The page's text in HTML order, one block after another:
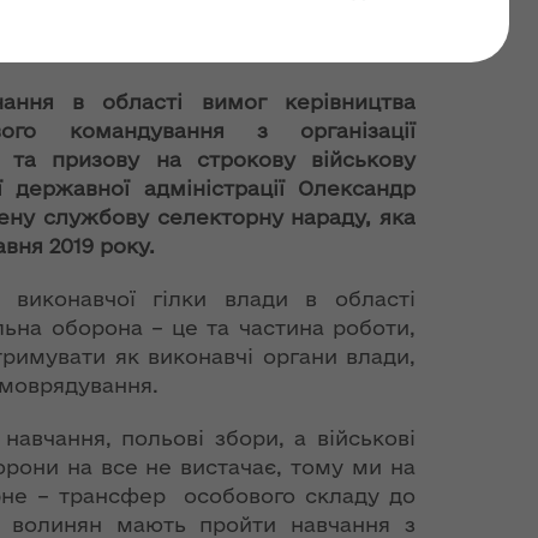
строкової
в області вимог керівництва
командування з організації
та призову на строкову військову
адміністрації Олександр
службову селекторну нараду, яка
2019 року.
гілки влади в області
оборона – це та частина роботи,
як виконавчі органи влади,
польові збори, а військові
на все не вистачає, тому ми на
– трансфер особового складу до
волинян мають пройти навчання з